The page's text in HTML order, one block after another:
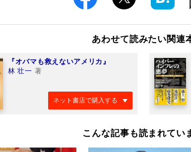
あわせて読みたい関連
『オバマも救えないアメリカ』
林 壮一 著
ネット書店で購入する
こんな記事も読まれてい